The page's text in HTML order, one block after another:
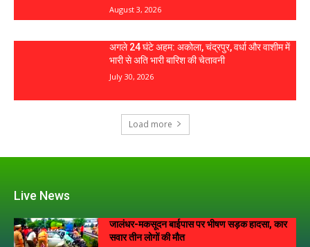
August 3, 2026
अगले 24 घंटे अहम: अकोला, चंद्रपुर, वर्धा और वाशीम में
भारी से अति भारी बारिश की चेतावनी
July 30, 2026
Load more
Live News
जालंधर-मकसूदन बाईपास पर भीषण सड़क हादसा, कार
सवार तीन लोगों की मौत